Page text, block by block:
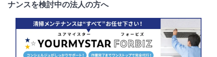
ナンスを検討中の法人の方へ